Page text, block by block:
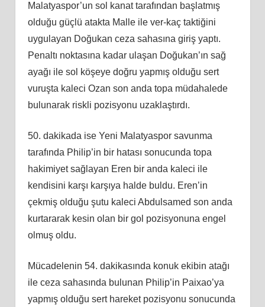
Malatyaspor’un sol kanat tarafından başlatmış
olduğu güçlü atakta Malle ile ver-kaç taktiğini
uygulayan Doğukan ceza sahasına giriş yaptı.
Penaltı noktasına kadar ulaşan Doğukan’ın sağ
ayağı ile sol köşeye doğru yapmış olduğu sert
vuruşta kaleci Ozan son anda topa müdahalede
bulunarak riskli pozisyonu uzaklaştırdı.
50. dakikada ise Yeni Malatyaspor savunma
tarafında Philip’in bir hatası sonucunda topa
hakimiyet sağlayan Eren bir anda kaleci ile
kendisini karşı karşıya halde buldu. Eren’in
çekmiş olduğu şutu kaleci Abdulsamed son anda
kurtararak kesin olan bir gol pozisyonuna engel
olmuş oldu.
Mücadelenin 54. dakikasında konuk ekibin atağı
ile ceza sahasında bulunan Philip’in Paixao’ya
yapmış olduğu sert hareket pozisyonu sonucunda